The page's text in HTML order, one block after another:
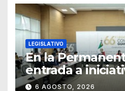
LEGISLATIVO
En la
entrada a
materia notarial
6 AGOSTO, 2026